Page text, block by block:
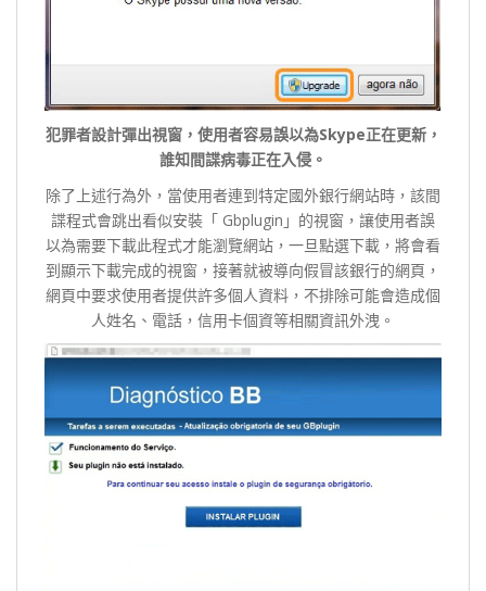
犯罪者設計彈出視窗，使用者容易誤以為Skype正在更新，
誰知間諜病毒正在入侵。
除了上述行為外，當使用者連到特定國外銀行網站時，該間
諜程式會跳出看似安裝「 Gbplugin」的視窗，讓使用者誤
以為需要下載此程式才能瀏覽網站，一旦點選下載，將會看
到顯示下載完成的視窗，接著就被導向假冒該銀行的網頁，
網頁中要求使用者提供許多個人資料，不排除可能會造成個
人姓名、電話，信用卡個資等相關資訊外洩。